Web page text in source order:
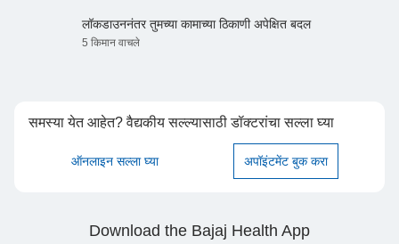
लॉकडाउननंतर तुमच्या कामाच्या ठिकाणी अपेक्षित बदल
5 किमान वाचले
समस्या येत आहेत? वैद्यकीय सल्ल्यासाठी डॉक्टरांचा सल्ला घ्या
ऑनलाइन सल्ला घ्या अपॉइंटमेंट बुक करा
Download the Bajaj Health App